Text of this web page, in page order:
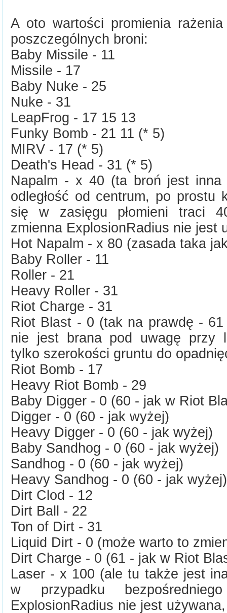
A oto wartości promienia
poszczególnych broni:
Baby Missile - 11
Missile - 17
Baby Nuke - 25
Nuke - 31
LeapFrog - 17 15 13
Funky Bomb - 21 11 (* 5)
MIRV - 17 (* 5)
Death's Head - 31 (* 5)
Napalm - x 40 (ta broń jest
odległość od centrum, po prostu
się w zasięgu płomieni traci
zmienna ExplosionRadius nie jest
Hot Napalm - x 80 (zasada taka
Baby Roller - 11
Roller - 21
Heavy Roller - 31
Riot Charge - 31
Riot Blast - 0 (tak na prawdę -
nie jest brana pod uwagę przy
tylko szerokości gruntu do
Riot Bomb - 17
Heavy Riot Bomb - 29
Baby Digger - 0 (60 - jak w Riot
Digger - 0 (60 - jak wyżej)
Heavy Digger - 0 (60 - jak wyżej)
Baby Sandhog - 0 (60 - jak wyżej)
Sandhog - 0 (60 - jak wyżej)
Heavy Sandhog - 0 (60 - jak wyżej)
Dirt Clod - 12
Dirt Ball - 22
Ton of Dirt - 31
Liquid Dirt - 0 (może warto to
Dirt Charge - 0 (61 - jak w Riot
Laser - x 100 (ale tu także jest
w przypadku
ExplosionRadius nie jest